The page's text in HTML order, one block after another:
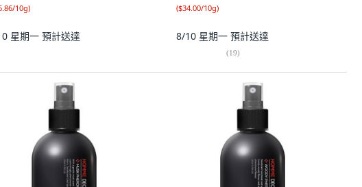
10g)
星期一 預計送達
($34.00/10g)
8/10 星期一 預計送達
(19)